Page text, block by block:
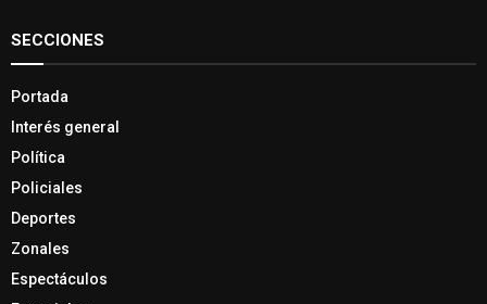
SECCIONES
Portada
Interés general
Política
Policiales
Deportes
Zonales
Espectáculos